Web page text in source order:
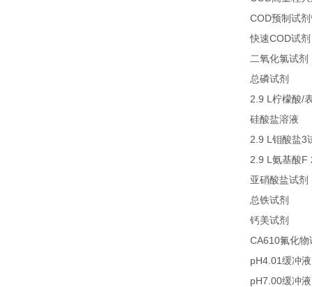
COD预制试
快速COD试剂
二氧化氯试剂
总磷试剂
2.9 L 柠檬酸/
硅酸盐溶液
2.9 L 钼酸盐3
2.9 L 氨基酸F
亚硝酸盐试剂
总铁试剂
钙美试剂
CA610氟化物
pH4.01 缓冲液
pH7.00缓冲液